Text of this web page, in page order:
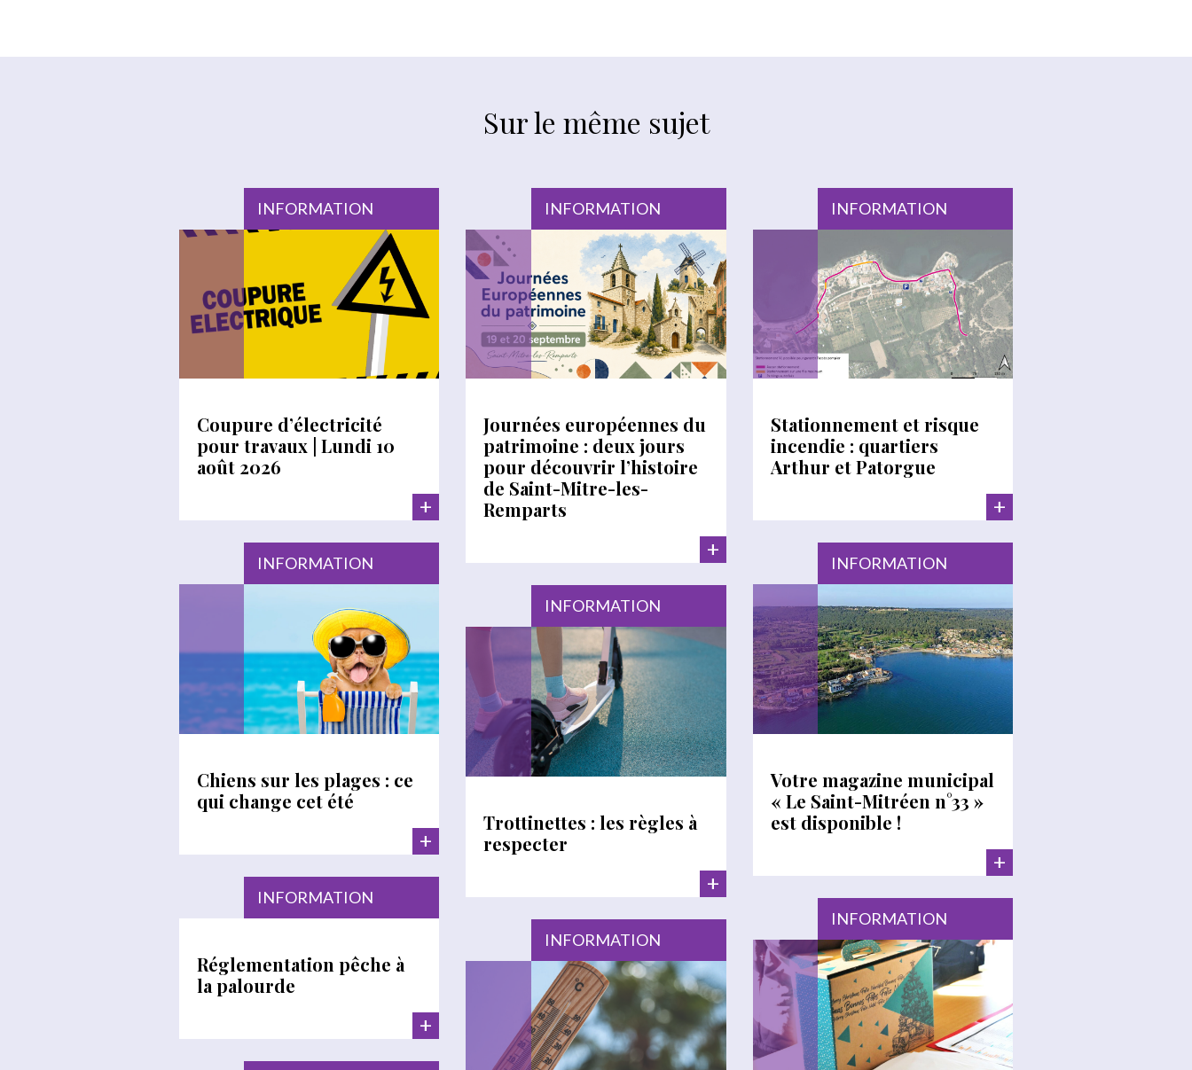
Sur le même sujet
INFORMATION
Coupure d’électricité
pour travaux | Lundi 10
août 2026
+
INFORMATION
Journées européennes du
patrimoine : deux jours
pour découvrir l’histoire
de Saint-Mitre-les-
Remparts
+
INFORMATION
Stationnement et risque
incendie : quartiers
Arthur et Patorgue
+
INFORMATION
Chiens sur les plages : ce
qui change cet été
+
INFORMATION
Votre magazine municipal
« Le Saint-Mitréen n°33 »
est disponible !
+
INFORMATION
Trottinettes : les règles à
respecter
+
INFORMATION
Réglementation pêche à
la palourde
+
INFORMATION
INFORMATION